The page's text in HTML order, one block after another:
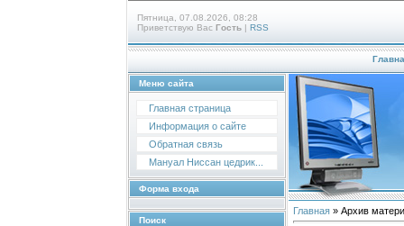
Пятница, 07.08.2026, 08:28
Приветствую Вас Гость | RSS
Меню сайта
Главная страница
Информация о сайте
Обратная связь
Мануал Ниссан цедрик...
Форма входа
Поиск
Главная » Архив